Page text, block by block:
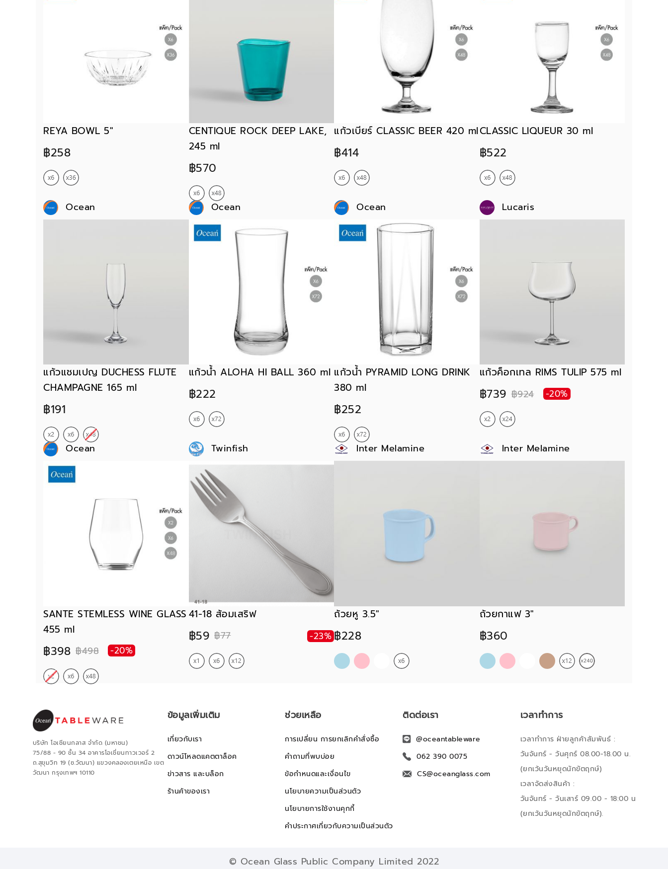
REYA BOWL 5"
฿258
CENTIQUE ROCK DEEP LAKE,
245 ml
฿570
แก้วเบียร์ CLASSIC BEER 420 ml
฿414
CLASSIC LIQUEUR 30 ml
฿522
Ocean
แก้วแชมเปญ DUCHESS FLUTE
CHAMPAGNE 165 ml
฿191
Ocean
แก้วน้ำ ALOHA HI BALL 360 ml
฿222
Ocean
แก้วน้ำ PYRAMID LONG DRINK
380 ml
฿252
Lucaris
แก้วค็อกเทล RIMS TULIP 575 ml
฿739 ฿924 -20%
Ocean
SANTE STEMLESS WINE GLASS
455 ml
฿398 ฿498 -20%
Twinfish
41-18 ส้อมเสริฟ
฿59 ฿77 -23%
Inter Melamine
ถ้วยหู 3.5"
฿228
Inter Melamine
ถ้วยกาแฟ 3"
฿360
บริษัท โอเชียนกลาส จำกัด (มหาชน)
75/88 - 90 ชั้น 34 อาคารโอเชี่ยนทาวเวอร์ 2
ถ.สุขุมวิท 19 (ซ.วัฒนา) แขวงคลองเตยเหนือ เขต
วัฒนา กรุงเทพฯ 10110
ข้อมูลเพิ่มเติม
เกี่ยวกับเรา
ดาวน์โหลดแคตตาล็อค
ข่าวสาร และบล็อก
ร้านค้าของเรา
ช่วยเหลือ
การเปลี่ยน การยกเลิกคำสั่งซื้อ
คำถามที่พบบ่อย
ข้อกำหนดและเงื่อนไข
นโยบายความเป็นส่วนตัว
นโยบายการใช้งานคุกกี้
คำประกาศเกี่ยวกับความเป็นส่วนตัว
ติดต่อเรา
@oceantableware
062 390 0075
CS@oceanglass.com
เวลาทำการ
เวลาทำการ ฝ่ายลูกค้าสัมพันธ์ :
วันจันทร์ - วันศุกร์ 08.00-18.00 น.
(ยกเว้นวันหยุดนักขัตฤกษ์)
เวลาจัดส่งสินค้า :
วันจันทร์ - วันเสาร์ 09.00 - 18:00 น
(ยกเว้นวันหยุดนักขัตฤกษ์).
© Ocean Glass Public Company Limited 2022